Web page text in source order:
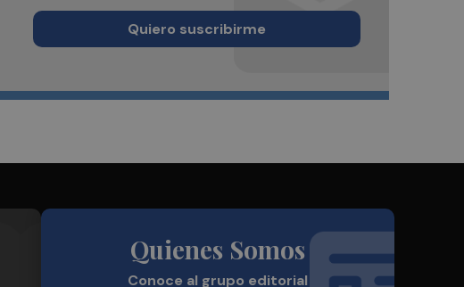
Quiero suscribirme
Quienes Somos
Conoce al grupo editorial